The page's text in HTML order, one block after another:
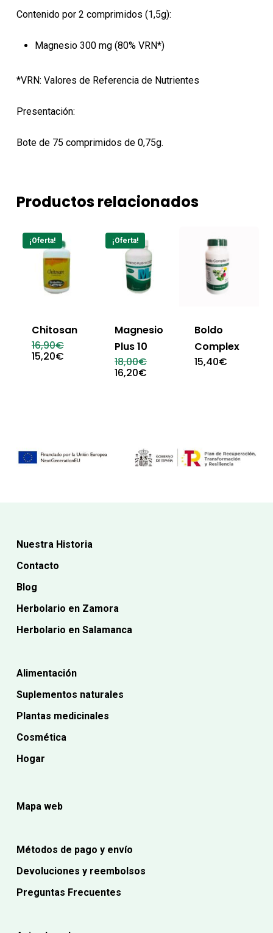
Contenido por 2 comprimidos (1,5g):
Magnesio 300 mg (80% VRN*)
*VRN: Valores de Referencia de Nutrientes
Presentación:
Bote de 75 comprimidos de 0,75g.
Productos relacionados
¡Oferta!
Chitosan
16,90€El
precio
15,20€El
¡Oferta!
Magnesio
Plus 10
18,00€El
16,20€
Boldo
Complex
15,40€
Nuestra Historia
Contacto
Blog
Herbolario en Zamora
Herbolario en Salamanca
Alimentación
Suplementos naturales
Plantas medicinales
Cosmética
Hogar
Mapa web
Métodos de pago y envío
Devoluciones y reembolsos
Preguntas Frecuentes